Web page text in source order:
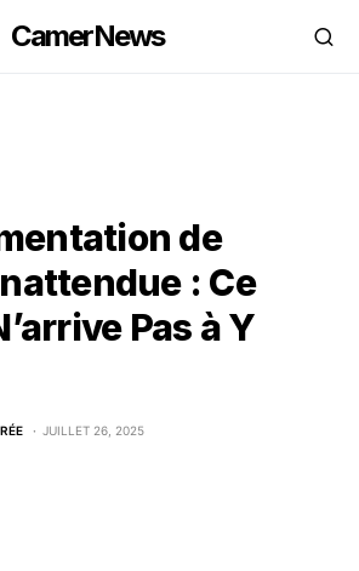
CamerNews
de
: Ce
Pas à Y
JUILLET 26, 2025